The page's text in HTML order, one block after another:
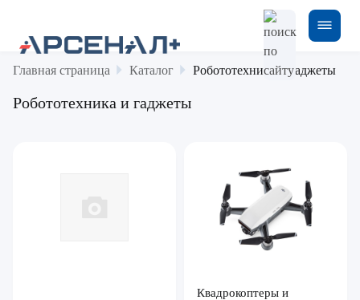
Главная страница Каталог Робототехника и гаджеты
Робототехника и гаджеты
Квадрокоптеры и